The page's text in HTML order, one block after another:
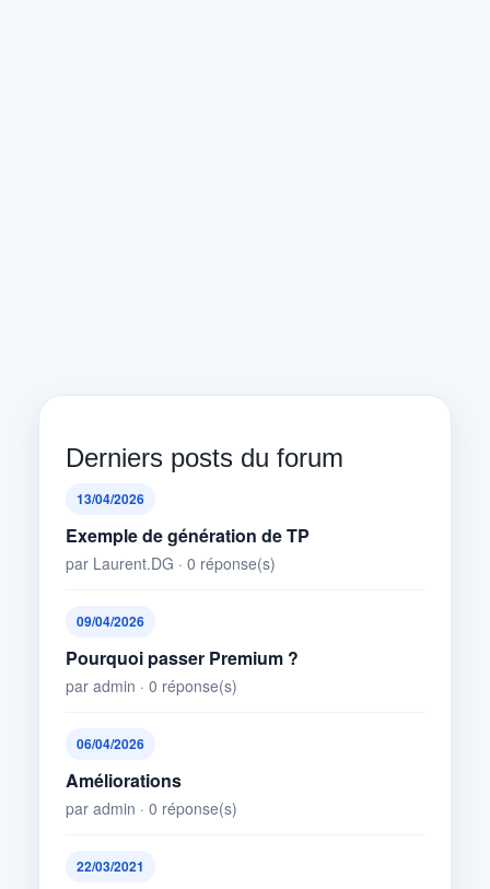
Derniers posts du forum
13/04/2026
Exemple de génération de TP
par Laurent.DG · 0 réponse(s)
09/04/2026
Pourquoi passer Premium ?
par admin · 0 réponse(s)
06/04/2026
Améliorations
par admin · 0 réponse(s)
22/03/2021